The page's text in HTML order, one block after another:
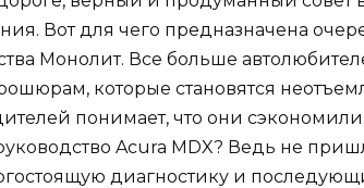
Вот для чего предназначена
Монолит. Все больше
которые становятся
понимает, что они
Acura MDX? Ведь не
диагностику и